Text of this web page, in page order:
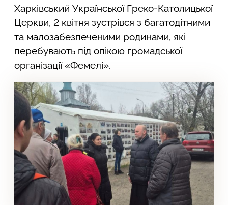
Харківський Української Греко-Католицької
Церкви, 2 квітня зустрівся з багатодітними
та малозабезпеченими родинами, які
перебувають під опікою громадської
організації «Фемелі».